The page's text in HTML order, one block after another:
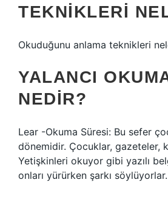
TEKNIKLERI
Okuduğunu anlama teknikleri
YALANCI
NEDIR?
Lear -Okuma Süresi: Bu sefer
dönemidir. Çocuklar, gazeteler,
Yetişkinleri okuyor gibi yazılı
onları yürürken şarkı söylüyorlar.